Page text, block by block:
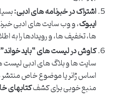
اشتراک در خبرنامه های ادبی:
ایبوک، و وب سایت های ادبی
ها، تخفیف ها، و رویدادها را به
کاوش در لیست های “باید
سایت ها و بلاگ های ادبی لیست
اساس ژانر یا موضوع خاص
منبع خوبی برای کشفکتابهای